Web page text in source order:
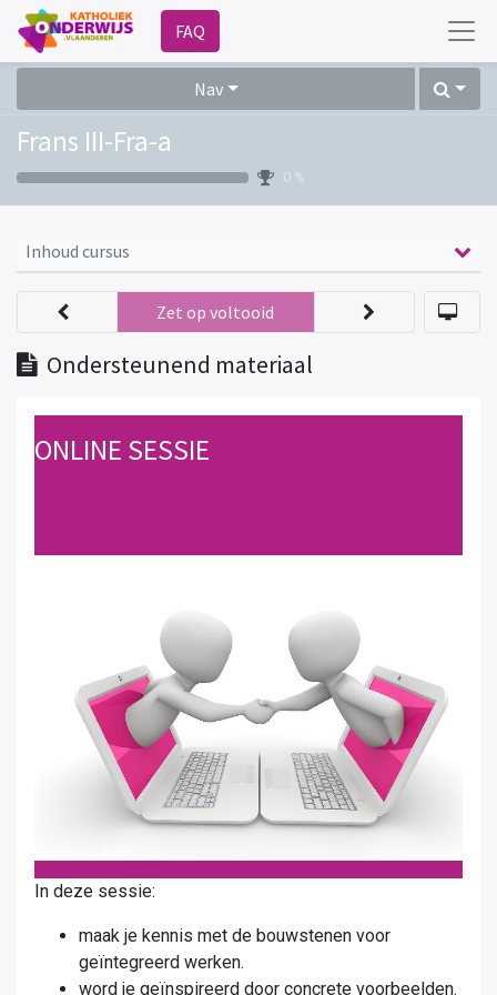
FAQ
Nav
Frans III-Fra-a
0 %
Inhoud cursus
Ondersteunend materiaal
Zet op voltooid
ONLINE SESSIE
In deze sessie:
maak je kennis met de bouwstenen voor
geïntegreerd werken.
word je geïnspireerd door concrete voorbeelden.